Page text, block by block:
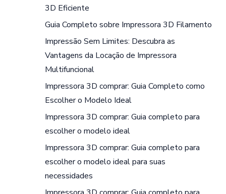
3D Eficiente
Guia Completo sobre Impressora 3D Filamento
Impressão Sem Limites: Descubra as
Vantagens da Locação de Impressora
Multifuncional
Impressora 3D comprar: Guia Completo como
Escolher o Modelo Ideal
Impressora 3D comprar: Guia completo para
escolher o modelo ideal
Impressora 3D comprar: Guia completo para
escolher o modelo ideal para suas
necessidades